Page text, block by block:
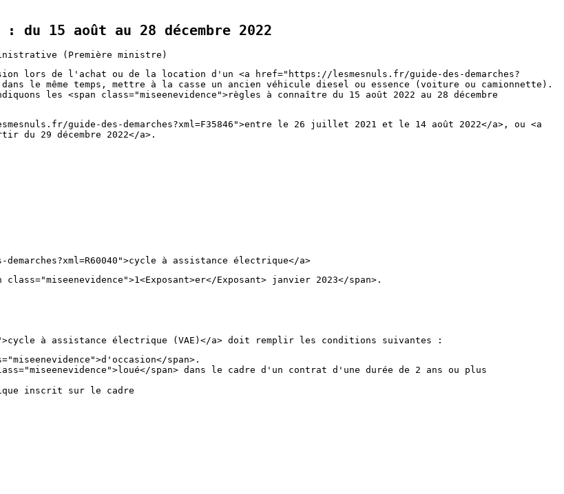
15 août au 28 décembre 2022
(Première ministre)
lors de l'achat ou de la location d'un <a href="https://lesmesnuls.fr/guide-des-demarches?
le même temps, mettre à la casse un ancien véhicule diesel ou essence (voiture ou camionnette).
les <span class="miseenevidence">règles à connaître du 15 août 2022 au 28 décembre
guide-des-demarches?xml=F35846">entre le 26 juillet 2021 et le 14 août 2022</a>, ou <a
du 29 décembre 2022</a>.
à assistance électrique</a>
Exposant> janvier 2023</span>.
à assistance électrique (VAE)</a> doit remplir les conditions suivantes :
span>.
span> dans le cadre d'un contrat d'une durée de 2 ans ou plus
inscrit sur le cadre